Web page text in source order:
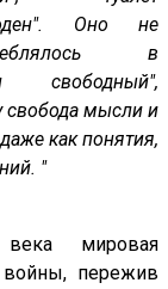
Оно не
в
свободный",
свобода мысли и
как понятия,
"
мировая
пережив